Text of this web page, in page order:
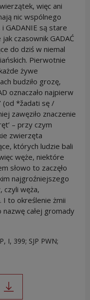
więc ani
nic wspólnego
i GADANIE są stare
czasownik GADAĆ
do dziś w niemal
Pierwotnie
żywe
budziło grozę,
oznaczało najpierw
(od *žadati sę /
zawęziło znaczenie
– przy czym
zwierzęta
których ludzie bali
węże, niektóre
słowo to zaczęło
najgroźniejszego
węża,
I to określenie żmii
całej gromady
I, 399; SJP PWN;
link will open in a new